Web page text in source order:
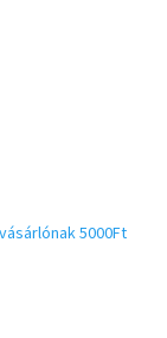
5000Ft